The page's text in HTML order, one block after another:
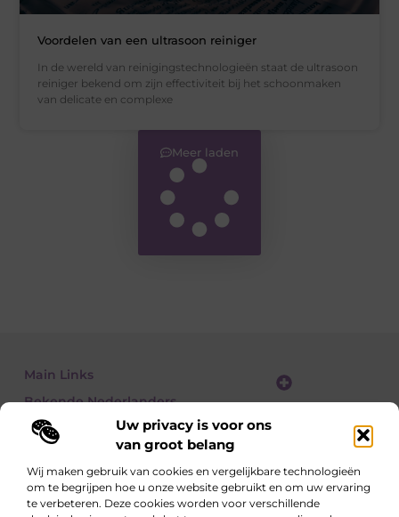
Uw privacy is voor ons
van groot belang
Wij maken gebruik van cookies en vergelijkbare technologieën
om te begrijpen hoe u onze website gebruikt en om uw ervaring
te verbeteren. Deze cookies worden voor verschillende
Voordelen van een ultrasoon reiniger
In de wereld van reinigingstechnologieën staat de ultrasoon
reiniger bekend om zijn effectiviteit bij het schoonmaken
van delicate en complexe
Meer laden
Main Links
Bekende Nederlanders
Lees, Ontdek, Beleef.
Blogs over alledaagse onderwerpen – vol inzichten, verhalen en tips die